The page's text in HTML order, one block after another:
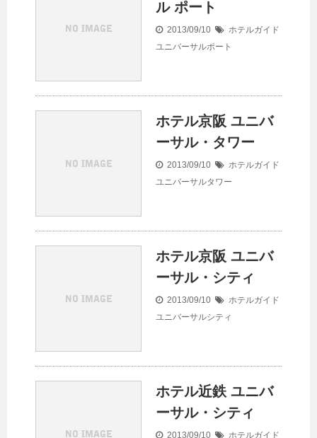
ル ポート
2013/09/10
ホテルガイド
ユニバーサルポート
ホテル京阪 ユニバ
ーサル・タワー
2013/09/10
ホテルガイド
ユニバーサルタワー
ホテル京阪 ユニバ
ーサル・シティ
2013/09/10
ホテルガイド
ユニバーサルシティ
ホテル近鉄 ユニバ
ーサル・シティ
2013/09/10
ホテルガイド